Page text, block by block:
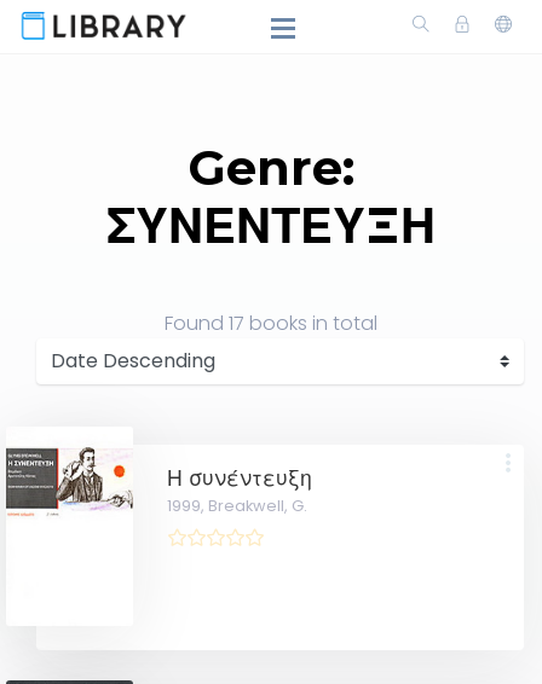
Genre:
ΣΥΝΕΝΤΕΥΞΗ
Found 17 books in total
Η συνέντευξη
1999, Breakwell, G.